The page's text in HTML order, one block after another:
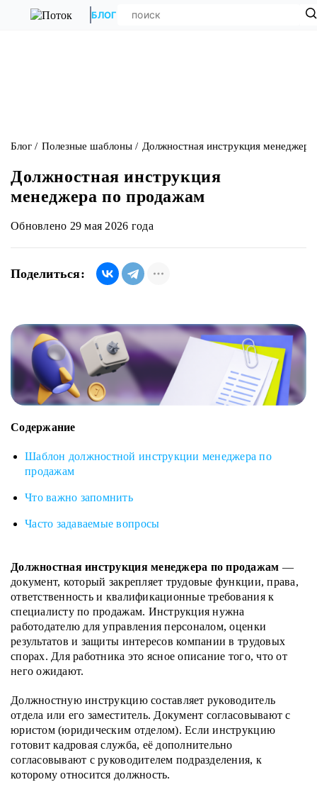
БЛОГ
Блог Полезные шаблоны Должностная инструкция
Должностная инструкция
менеджера по продажам
Обновлено 29 мая 2026 года
Поделиться:
Содержание
Шаблон должностной инструкции менеджера по
продажам
Что важно запомнить
Часто задаваемые вопросы
Должностная инструкция менеджера по продажам —
документ, который закрепляет трудовые функции, права,
ответственность и квалификационные требования к
специалисту по продажам. Инструкция нужна
работодателю для управления персоналом, оценки
результатов и защиты интересов компании в трудовых
спорах. Для работника это ясное описание того, что от
него ожидают.
Должностную инструкцию составляет руководитель
отдела или его заместитель. Документ согласовывают с
юристом (юридическим отделом). Если инструкцию
готовит кадровая служба, её дополнительно
согласовывают с руководителем подразделения, к
которому относится должность.